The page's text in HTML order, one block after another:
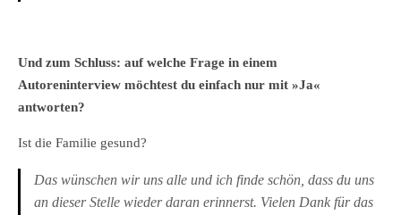
Und zum Schluss: auf welche Frage in einem
Autoreninterview möchtest du einfach nur mit »Ja«
antworten?
Ist die Familie gesund?
Das wünschen wir uns alle und ich finde schön, dass du uns
an dieser Stelle wieder daran erinnerst. Vielen Dank für das